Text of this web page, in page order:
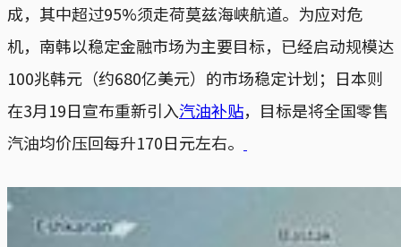
成，其中超过95%须走荷莫兹海峡航道。为应对危
机，南韩以稳定金融市场为主要目标，已经启动规模达
100兆韩元（约680亿美元）的市场稳定计划；日本则
在3月19日宣布重新引入汽油补贴，目标是将全国零售
汽油均价压回每升170日元左右。